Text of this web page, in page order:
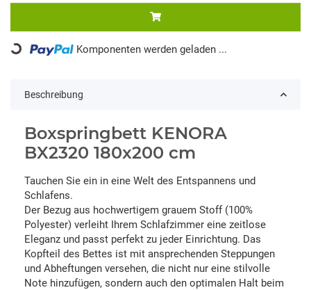
Loading... Komponenten werden geladen ...
Beschreibung
Boxspringbett KENORA
BX2320 180x200 cm
Tauchen Sie ein in eine Welt des Entspannens und
Schlafens.
Der Bezug aus hochwertigem grauem Stoff (100%
Polyester) verleiht Ihrem Schlafzimmer eine zeitlose
Eleganz und passt perfekt zu jeder Einrichtung. Das
Kopfteil des Bettes ist mit ansprechenden Steppungen
und Abheftungen versehen, die nicht nur eine stilvolle
Note hinzufügen, sondern auch den optimalen Halt beim